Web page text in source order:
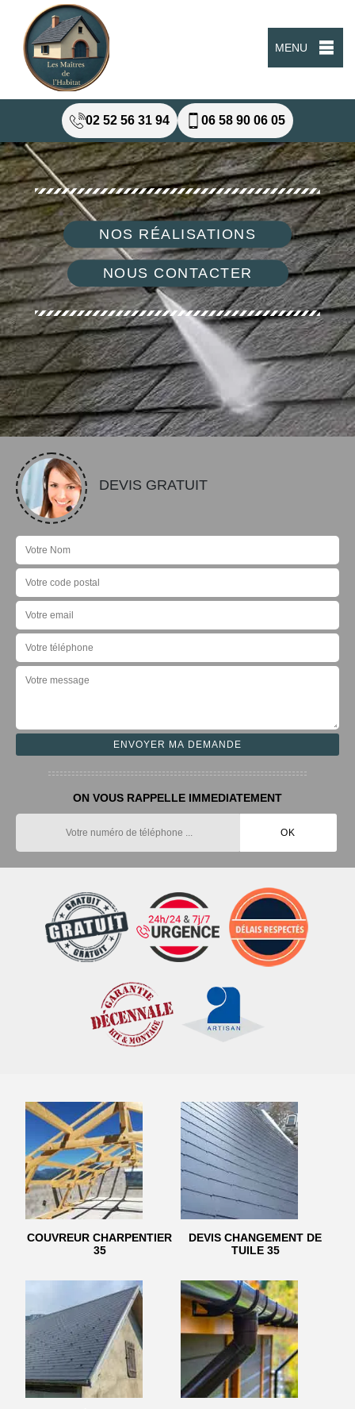
MENU
02 52 56 31 94 06 58 90 06 05
NOS RÉALISATIONS
NOUS CONTACTER
DEVIS GRATUIT
ON VOUS RAPPELLE IMMEDIATEMENT
COUVREUR CHARPENTIER
35
DEVIS CHANGEMENT DE
TUILE 35